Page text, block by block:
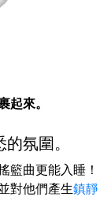
起來。
氛圍。
籃曲更能入睡！
對他們產生鎮靜